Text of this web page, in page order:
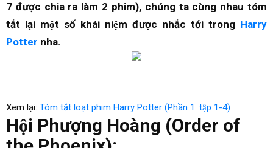
7 được chia ra làm 2 phim), chúng ta cùng nhau tóm
tắt lại một số khái niệm được nhắc tới trong Harry
Potter nha.
Xem lại: Tóm tắt loạt phim Harry Potter (Phần 1: tập 1-4)
Hội Phượng Hoàng (Order of